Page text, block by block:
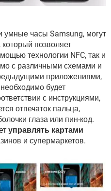
умные часы Samsung, могут
, который позволяет
технологии NFC, так и
с различными схемами и
приложениями,
будет
с инструкциями,
отпечаток пальца,
глаза или пин-код.
управлять картами
и супермаркетов.